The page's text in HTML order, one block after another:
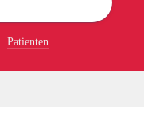
Patienten